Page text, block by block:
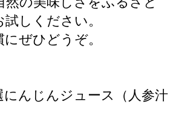
しください。
ぜひどうぞ。
んじんジュース（人参汁